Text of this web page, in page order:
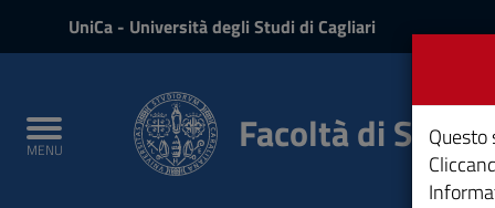
UniCa - Università degli Studi di Cagliari
Toggle
navigation
MENU Facoltà di Studi